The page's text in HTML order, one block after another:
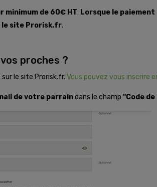
minimum de 60€ HT. Lorsque le
le site Prorisk.fr.
proches ?
le site Prorisk.fr. Vous pouvez vous inscrire
de votre parraindans le champ "Code